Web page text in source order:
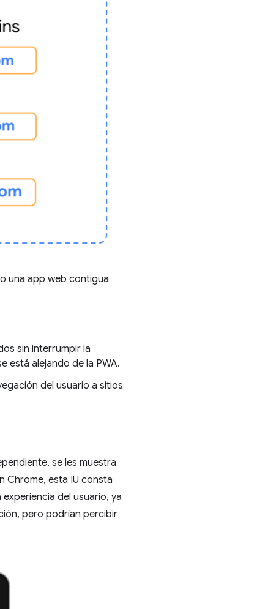
una app web contigua
sin interrumpir la
está alejando de la PWA.
del usuario a sitios
se les muestra
Chrome, esta IU consta
del usuario, ya
pero podrían percibir